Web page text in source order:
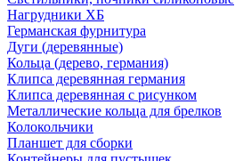
Нагрудники ХБ
Германская фурнитура
Дуги (деревянные)
Кольца (дерево, германия)
Клипса деревянная германия
Клипса деревянная с рисунком
Металлические кольца для брелков
Колокольчики
Планшет для сборки